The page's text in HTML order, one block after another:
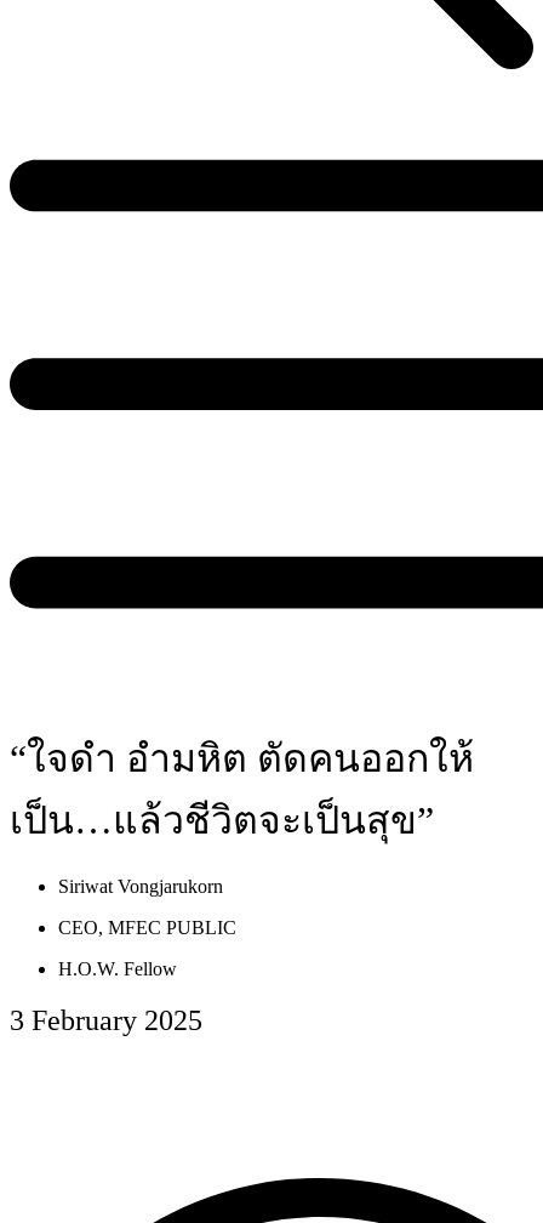
“ใจดำ อำมหิต ตัดคนออกให้
เป็น…แล้วชีวิตจะเป็นสุข”
Siriwat Vongjarukorn
CEO, MFEC PUBLIC
H.O.W. Fellow
3 February 2025